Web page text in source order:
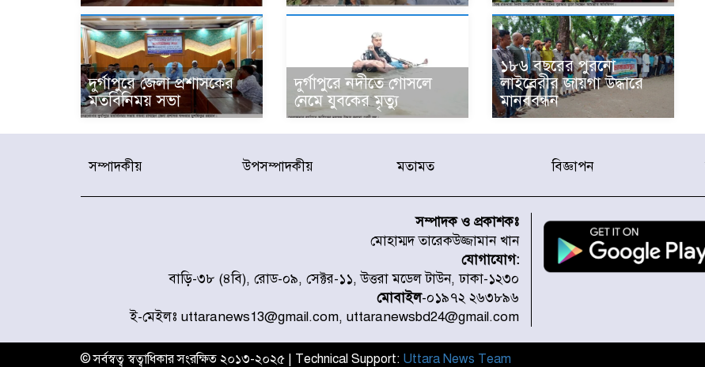
দুর্গাপুরে জেলা প্রশাসকের
মতবিনিময় সভা
দুর্গাপুরে নদীতে গোসলে
নেমে যুবকের মৃত্যু
১৮৬ বছরের পুরনো
লাইব্রেরীর জায়গা উদ্ধারে
মানববন্ধন
সম্পাদকীয় উপসম্পাদকীয় মতামত বিজ্ঞাপন
সম্পাদক ও প্রকাশকঃ
মোহাম্মদ তারেকউজ্জামান খান
যোগাযোগ:
বাড়ি-৩৮ (৪বি), রোড-০৯, সেক্টর-১১, উত্তরা মডেল টাউন, ঢাকা-১২৩০
মোবাইল-০১৯৭২ ২৬৩৮৯৬
ই-মেইলঃ uttaranews13@gmail.com, uttaranewsbd24@gmail.com
© সর্বস্বত্ব স্বত্বাধিকার সংরক্ষিত ২০১৩-২০২৫ | Technical Support: Uttara News Team